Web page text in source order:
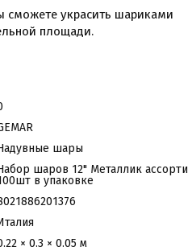
сможете украсить шариками
площади.
шары
шаров 12" Металлик ассорти
в упаковке
× 0.3 × 0.05 м